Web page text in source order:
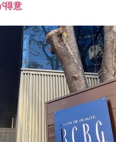
得意